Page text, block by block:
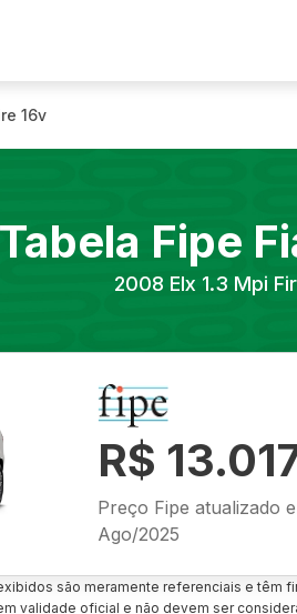
16v
Tabela Fipe
2008 Elx 1.3 Mpi
R$
Preço Fipe atualizado
Ago/2025
são meramente referenciais e têm
validade oficial e não devem ser